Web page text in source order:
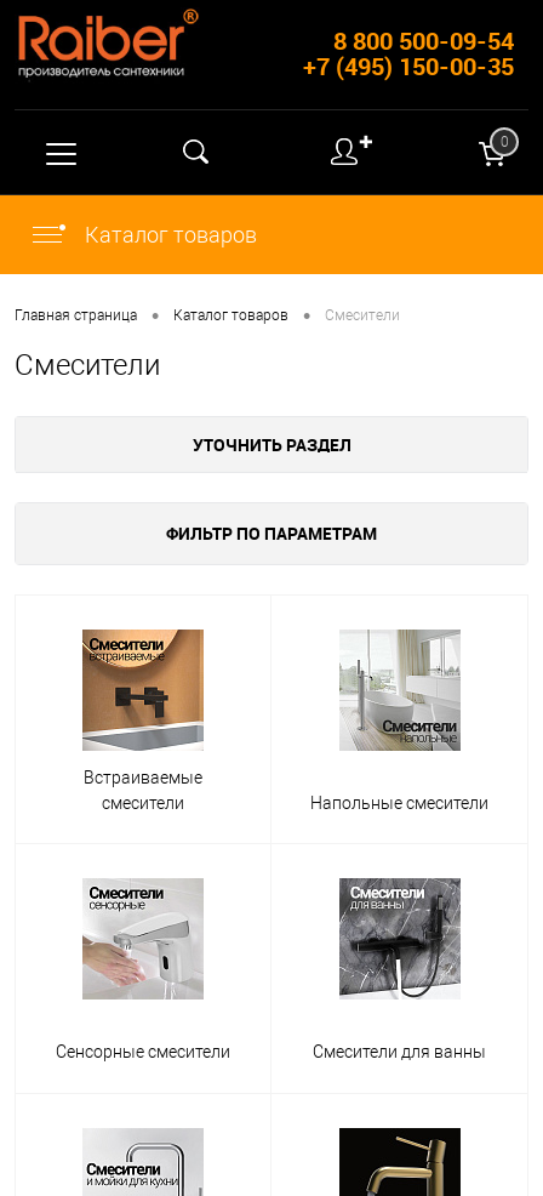
8 800 500-09-54
+7 (495) 150-00-35
✚ 0
Каталог товаров
Главная страница • Каталог товаров • Смесители
Смесители
УТОЧНИТЬ РАЗДЕЛ
ФИЛЬТР ПО ПАРАМЕТРАМ
Встраиваемые
смесители
Напольные смесители
Сенсорные смесители Смесители для ванны